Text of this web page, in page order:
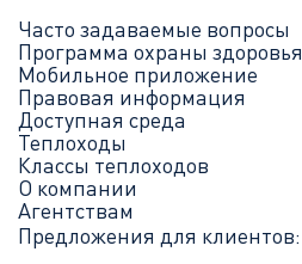
Часто задаваемые вопросы
Программа охраны здоровья
Мобильное приложение
Правовая информация
Доступная среда
Теплоходы
Классы теплоходов
О компании
Агентствам
Предложения для клиентов: